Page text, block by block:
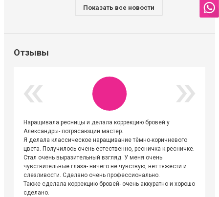
Показать все новости
Отзывы
Наращивала ресницы и делала коррекцию бровей у
Александры- потрясающий мастер.
Я делала классическое наращивание тёмно-коричневого
цвета. Получилось очень естественно, ресничка к ресничке.
Стал очень выразительный взгляд. У меня очень
чувствительные глаза- ничего не чувствую, нет тяжести и
слезливости. Сделано очень профессионально.
Также сделала коррекцию бровей- очень аккуратно и хорошо
сделано.